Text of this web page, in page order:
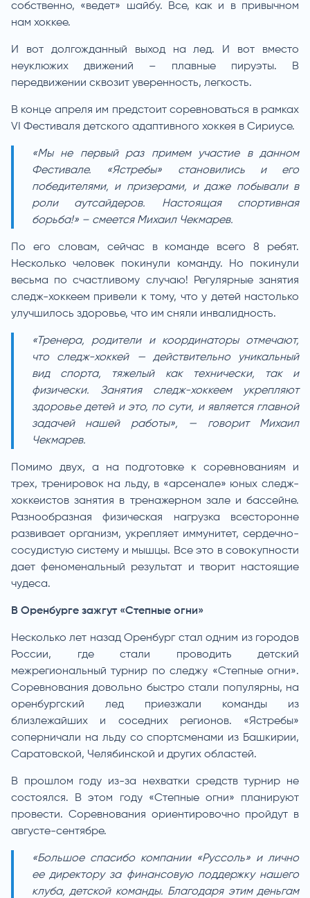
собственно, «ведет» шайбу. Все, как и в привычном
нам хоккее.
И вот долгожданный выход на лед. И вот вместо
неуклюжих движений – плавные пируэты. В
передвижении сквозит уверенность, легкость.
В конце апреля им предстоит соревноваться в рамках
VI Фестиваля детского адаптивного хоккея в Сириусе.
«Мы не первый раз примем участие в данном
Фестивале. «Ястребы» становились и его
победителями, и призерами, и даже побывали в
роли аутсайдеров. Настоящая спортивная
борьба!» – смеется Михаил Чекмарев.
По его словам, сейчас в команде всего 8 ребят.
Несколько человек покинули команду. Но покинули
весьма по счастливому случаю! Регулярные занятия
следж-хоккеем привели к тому, что у детей настолько
улучшилось здоровье, что им сняли инвалидность.
«Тренера, родители и координаторы отмечают,
что следж-хоккей — действительно уникальный
вид спорта, тяжелый как технически, так и
физически. Занятия следж-хоккеем укрепляют
здоровье детей и это, по сути, и является главной
задачей нашей работы», — говорит Михаил
Чекмарев.
Помимо двух, а на подготовке к соревнованиям и
трех, тренировок на льду, в «арсенале» юных следж-
хоккеистов занятия в тренажерном зале и бассейне.
Разнообразная физическая нагрузка всесторонне
развивает организм, укрепляет иммунитет, сердечно-
сосудистую систему и мышцы. Все это в совокупности
дает феноменальный результат и творит настоящие
чудеса.
В Оренбурге зажгут «Степные огни»
Несколько лет назад Оренбург стал одним из городов
России, где стали проводить детский
межрегиональный турнир по следжу «Степные огни».
Соревнования довольно быстро стали популярны, на
оренбургский лед приезжали команды из
близлежайших и соседних регионов. «Ястребы»
соперничали на льду со спортсменами из Башкирии,
Саратовской, Челябинской и других областей.
В прошлом году из-за нехватки средств турнир не
состоялся. В этом году «Степные огни» планируют
провести. Соревнования ориентировочно пройдут в
августе-сентябре.
«Большое спасибо компании «Руссоль» и лично
ее директору за финансовую поддержку нашего
клуба, детской команды. Благодаря этим деньгам